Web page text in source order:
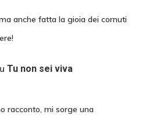
anche fatta la gioia dei cornuti
Tu non sei viva
racconto, mi sorge una